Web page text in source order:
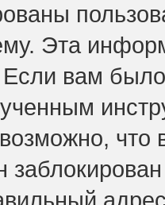
Эта
Если вам